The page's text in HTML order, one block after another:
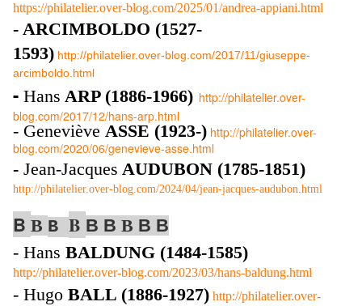
https://philatelier.over-blog.com/2025/01/andrea-appiani.html
- ARCIMBOLDO (1527-
1593) http://philatelier.over-blog.com/2017/11/giuseppe-
arcimboldo.html
- Hans ARP (1886-1966) http://philatelier.over-
blog.com/2017/12/hans-arp.html
- Geneviève ASSE (1923-) http://philatelier.over-
blog.com/2020/06/genevieve-asse.html
- Jean-Jacques AUDUBON (1785-1851)
http://philatelier.over-blog.com/2024/04/jean-jacques-audubon.html
B B B B B B B B B
- Hans BALDUNG (1484-1585)
http://philatelier.over-blog.com/2023/03/hans-baldung.html
- Hugo BALL (1886-1927) http://philatelier.over-